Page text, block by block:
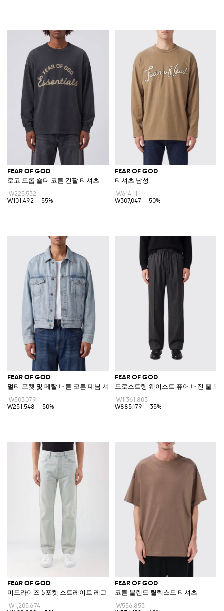
FEAR OF GOD
로고 드롭 숄더 코튼 긴팔 티셔츠
₩225,532
₩101,492
-55%
FEAR OF GOD
티셔츠 남성
₩614,111
₩307,047
-50%
FEAR OF GOD
멀티 포켓 및 메탈 버튼 코튼 데님 셔츠 재킷
₩503,079
₩251,548
-50%
FEAR OF GOD
드로스트링 웨이스트 퓨어 버진 울 와
₩1,361,803
₩885,179
-35%
FEAR OF GOD
미드라이즈 5포켓 스트레이트 레그 코튼 데님 진
₩1,205,674
FEAR OF GOD
코튼 블렌드 릴렉스드 티셔츠
₩556,853